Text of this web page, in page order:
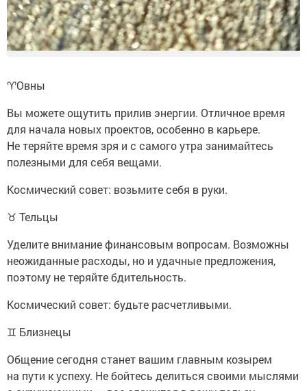
♈️Овны
Вы можете ощутить прилив энергии. Отличное время
для начала новых проектов, особенно в карьере.
Не теряйте время зря и с самого утра занимайтесь
полезными для себя вещами.
Космический совет: возьмите себя в руки.
♉ Тельцы
Уделите внимание финансовым вопросам. Возможны
неожиданные расходы, но и удачные предложения,
поэтому не теряйте бдительность.
Космический совет: будьте расчетливыми.
♊ Близнецы
Общение сегодня станет вашим главным козырем
на пути к успеху. Не бойтесь делиться своими мыслями